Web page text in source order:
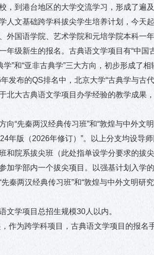
，到港台地区的大学交流学习，形成了遍
人文基础跨学科拔尖学生培养计划， 今天
外国语学院、艺术学院和元培学院本科一
年级新生的报名。古典语文学项目有“中国
学”和“亚非古典学”三大方向，初步形成了
年发布的QS排名中，北京大学“古典学与古代
北大古典语文学项目办学经验的教学成果
向“先秦两汉经典传习班”和“敦煌与中外文
年版（2026年修订）”。以上分支均设导
和院系拔尖班（此处指单设学分要求的拔
加学部内一个拔尖项目。以强基计划入学
秦两汉经典传习班”和“敦煌与中外文明研
文学项目总招生规模30 人以内。
作为跨学科项目，古典语文学项目的报名